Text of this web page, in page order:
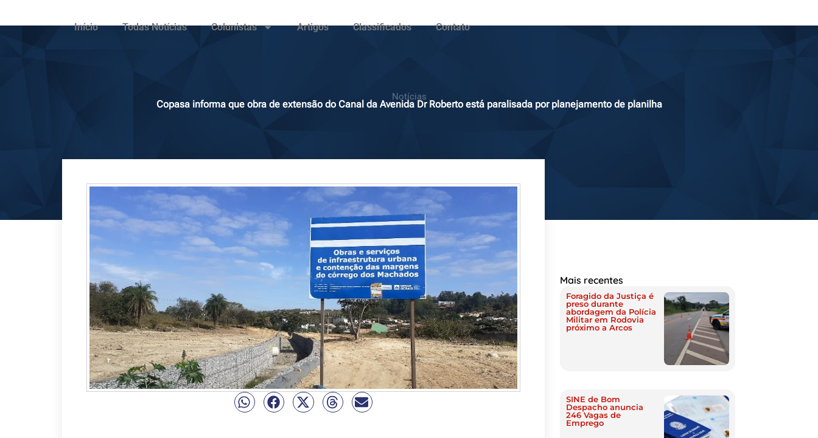
Início Todas Notícias Colunistas Artigos Classificados Contato
Notícias
Copasa informa que obra de extensão do Canal da Avenida Dr Roberto está paralisada por planejamento de planilha
Mais recentes
Foragido da Justiça é
preso durante
abordagem da Polícia
Militar em Rodovia
próximo a Arcos
SINE de Bom
Despacho anuncia
246 Vagas de
Emprego